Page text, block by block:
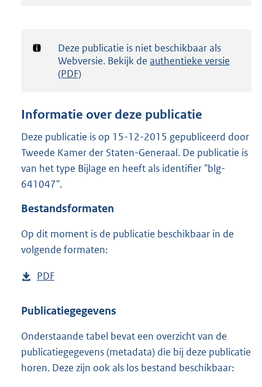
d
g
t
e
:
2
Notificatie:
Deze publicatie is niet beschikbaar als
Webversie. Bekijk de authentieke versie
(PDF)
Informatie over deze publicatie
Deze publicatie is op 15-12-2015 gepubliceerd door
Tweede Kamer der Staten-Generaal. De publicatie is
van het type Bijlage en heeft als identifier "blg-
641047".
Bestandsformaten
Op dit moment is de publicatie beschikbaar in de
volgende formaten:
D
w
l
o
a
PDF
s
a
n
d
Publicatiegegevens
Onderstaande tabel bevat een overzicht van de
publicatiegegevens (metadata) die bij deze publicatie
horen. Deze zijn ook als los bestand beschikbaar: